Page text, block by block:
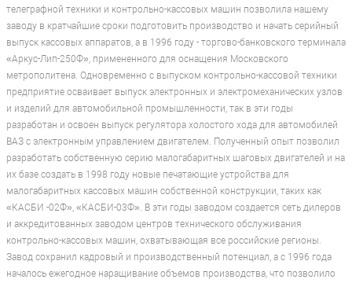
телеграфной техники и контрольно-кассовых машин позволила нашему
заводу в кратчайшие сроки подготовить производство и начать серийный
выпуск кассовых аппаратов, а в 1996 году - торгово-банковского терминала
«Аркус-Лип-250Ф», примененного для оснащения Московского
метрополитена. Одновременно с выпуском контрольно-кассовой техники
предприятие осваивает выпуск электронных и электромеханических узлов
и изделий для автомобильной промышленности, так в эти годы
разработан и освоен выпуск регулятора холостого хода для автомобилей
ВАЗ с электронным управлением двигателем. Полученный опыт позволил
разработать собственную серию малогабаритных шаговых двигателей и на
их базе создать в 1998 году новые печатающие устройства для
малогабаритных кассовых машин собственной конструкции, таких как
«КАСБИ -02Ф», «КАСБИ-03Ф». В эти годы заводом создается сеть дилеров
и аккредитованных заводом центров технического обслуживания
контрольно-кассовых машин, охватывающая все российские регионы.
Завод сохранил кадровый и производственный потенциал, а с 1996 года
началось ежегодное наращивание объемов производства, что позволило